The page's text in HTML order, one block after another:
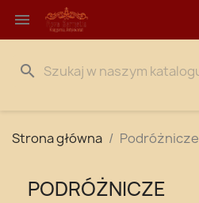

search
Strona główna Podróżnicze
PODRÓŻNICZE